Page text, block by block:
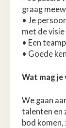
graag
• Je
met de
• Een
• Goede
Wat mag je
We gaan
talenten en
bod